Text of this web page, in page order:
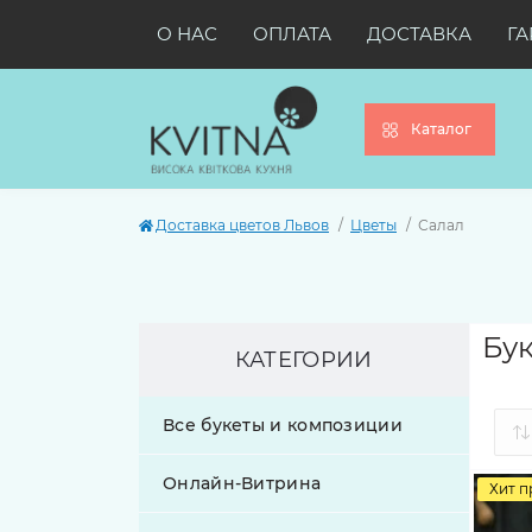
О НАС ОПЛАТА ДОСТАВКА
Каталог
Доставка цветов Львов Цветы Салал
КАТЕГОРИИ
Все букеты и композиции
Онлайн-Витрина Хит